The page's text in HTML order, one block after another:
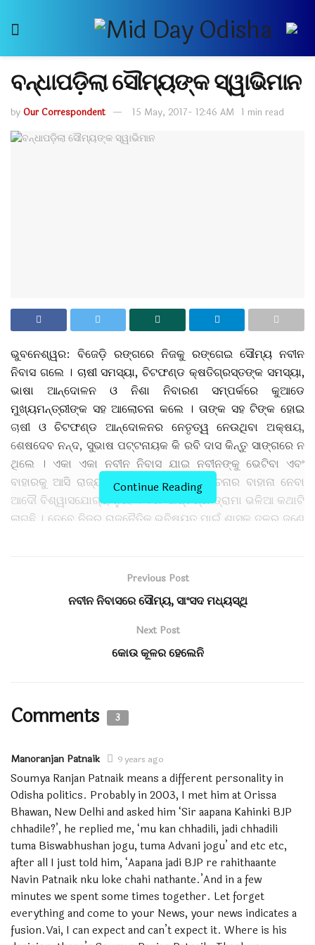
ବନ୍ଧାପଡ଼ିଲା ସୌମ୍ୟଙ୍କ ସ୍ୱାଭିମାନ
by Our Correspondent 15 May, 2017- 12:46 AM 1 min read
ଭୁବନେଶ୍ୱର: ବିଜେଡ଼ି ରଙ୍ଗରେ ନିଜକୁ ରଙ୍ଗେଇ ସୌମ୍ୟ ନବୀନ
ନିବାସ ଗଲେ । ଚାଷୀ ସମସ୍ୟା, ଚିଟଫଣ୍ଡ କ୍ଷତିଗ୍ରସ୍ତଙ୍କ ସମସ୍ୟା,
ଭାଷା ଆନ୍ଦୋଳନ ଓ ନିଶା ନିବାରଣ ସମ୍ପର୍କରେ କୁଆଡେ
ମୁଖ୍ୟମନ୍ତ୍ରୀଙ୍କ ସହ ଆଲୋଚନା କଲେ । ତାଙ୍କ ସହ ଟିଙ୍କ ହୋଇ
ଚାଷୀ ଓ ଚିଟଫଣ୍ଡ ଆନ୍ଦୋଳନର ନେତୃତ୍ୱ ନେଉଥିବା ଅକ୍ଷୟ,
ଶେଷଦେବ ନନ୍ଦ, ସୁଭାଷ ପଟ୍ଟନାୟକ କି ରବି ଦାସ କିନ୍ତୁ ସାଙ୍ଗରେ ନ
ଥିଲେ । ଏକା ଏକା ନବୀନ ନିବାସ ଯାଇ ନବୀନଙ୍କୁ ଭେଟିବା ଏବଂ
ବାହାରକୁ ଆସି ରାଜ୍ୟ ସ୍ୱାର୍ଥ ପ୍ରସଙ୍ଗ ଆଲୋଚନାର ବାହାନା ନେବା
ଆଦୌ ବିଶ୍ୱାସଯୋଗ୍ୟ ନୁହେଁ । ବରଂ ଇଷ୍ଟର୍ଣ୍ଣ ଡ୍ରାମା ଭଳିଆ କଥାଟି
ଲାଗୁଛି । ତେବେ ନିଜର ରାଜନୈତିକ ଭବିଷ୍ୟତ ପାଇଁ ଶାସକ ଦଳର ଜଣେ
ରାଜନୀତିରେ ହଇଚଇ ସୃଷ୍ଟି ହୋଇଛି ।
ନିଜର ବ୍ୟକ୍ତିଗତ ଅଭିସନ୍ଧି ଧରାପଡ଼ିଯିବା ପରେ ସୌମ୍ୟ ଫାଙ୍କିବାକୁ
ଉଦ୍ୟମ ଆରମ୍ଭ କରିଛନ୍ତି । ଆଜି କହିଛନ୍ତି ଯେ ସେ ଶାଗ ମାଛ ଦରରେ
ରାଜନୈତିକ ପର୍ଯ୍ୟବେକ୍ଷକଙ୍କ ମତରେ ସୌମ୍ୟ ବିଲକୁଲ୍ ଭୁଲ୍
ବୈଜୟନ୍ତ ପଣ୍ଡା ଓ ଭର୍ତ୍ତୃହରି ମହତାବଙ୍କଠାରୁ ସେ କମ୍ ନୁହଁନ୍ତି ।
ବିଜେଡ଼ିରେ ଏହି ଦୁଇ ସାଂସଦଙ୍କର ଏବେକାର ଭୂମିକା ଯାହା ସୌମ୍ୟ ହିଁ
ଅବଶ୍ୟ ନବୀନ ତାଙ୍କୁ କେମିତି ଗ୍ରହଣ କରୁଛନ୍ତି ତାହା କେବଳ
ଦେଖିବାର କଥା । ବଡ଼କଥାଟି ହେଉଛି, ସୌମ୍ୟ ତାଙ୍କ ବୟାନରେ
ବିଜେଡ଼ିରେ ମିଶିବା ଚର୍ଚ୍ଚାକୁ ସିଧାସଳଖ ଅସ୍ୱୀକାର କରିନାହାନ୍ତି ।
କେଉଁଠି ବି ବିଜେଡ଼ି ବିରୋଧରେ ପଦୁଟିଏ କହିନାହାନ୍ତି । ବରଂ ବିଜେଡ଼ି
ସପକ୍ଷରେ ଅଧାଅଧି ଓକିଲାତି କରିଛନ୍ତି ।
ପ୍ରଶ୍ନ ଉଠୁଛି, ଚାଷୀ, ଚିଟଫଣ୍ଡ ଜମାକାରୀଙ୍କ ପ୍ରତି ଦରଦ
ଦେଖାଉଥିବା ସୌମ୍ୟ ଯଦି ମୁଖ୍ୟମନ୍ତ୍ରୀଙ୍କୁ ସେମାନଙ୍କ ସମସ୍ୟା
ଜଣାଇବାକୁ ଚାହୁଁଥିଲେ ତେବେ ଏକୁଟିଆ ଲୁଚିଲା ଭଳି ଯାଇଥିଲେ କାହିଁକି ?
ଚାଷୀ ଆନେ୍ଦାଳନର ଅକ୍ଷୟ, ଶେଷଦେବ ନନ୍ଦ, ଭାଷା ଆନ୍ଦୋଳନର
Continue Reading
Previous Post
ନବୀନ ନିବାସରେ ସୌମ୍ୟ, ସାଂସଦ ମଧ୍ୟସ୍ଥି
Next Post
କୋଉ କୂଳର ହେଲେନି
Comments 3
Manoranjan Patnaik 9 years ago
Soumya Ranjan Patnaik means a different personality in
Odisha politics. Probably in 2003, I met him at Orissa
Bhawan, New Delhi and asked him ‘Sir aapana Kahinki BJP
chhadile?’, he replied me, ‘mu kan chhadili, jadi chhadili
tuma Biswabhushan jogu, tuma Advani jogu’ and etc etc,
after all I just told him, ‘Aapana jadi BJP re rahithaante
Navin Patnaik nku loke chahi nathante.’And in a few
minutes we spent some times together. Let forget
everything and come to your News, your news indicates a
fusion.Vai, I can expect and can’t expect it. Where is his